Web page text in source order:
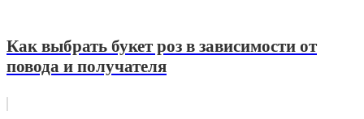
Как выбрать букет роз в зависимости от
повода и получателя